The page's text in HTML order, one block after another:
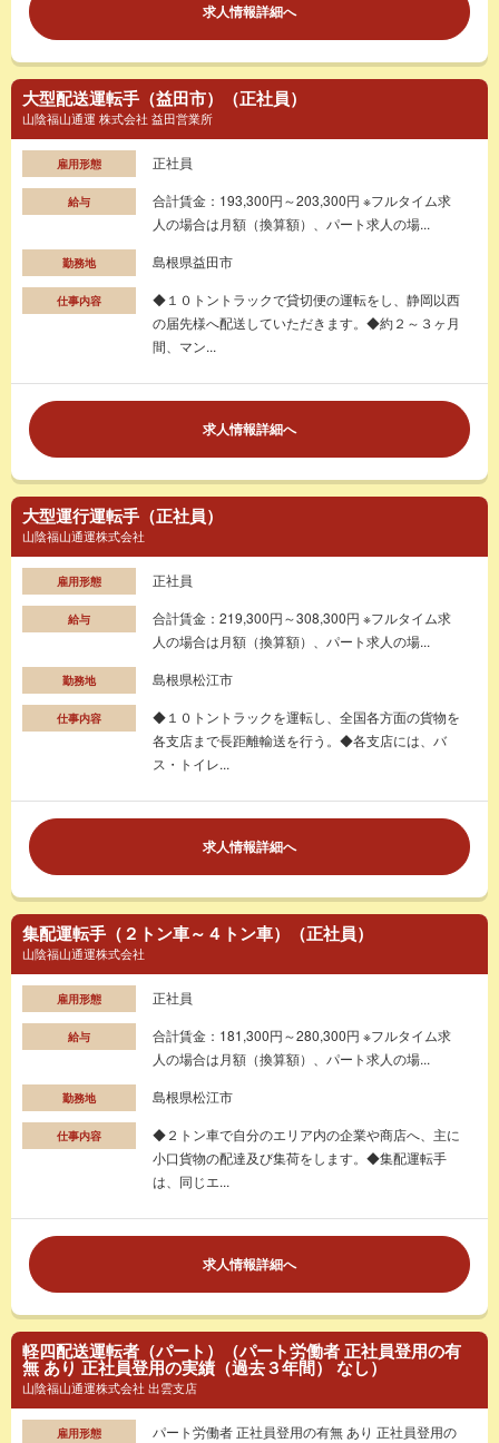
求人情報詳細へ
大型配送運転手（益田市）（正社員）
山陰福山通運 株式会社 益田営業所
雇用形態 正社員
給与
合計賃金：193,300円～203,300円 ※フルタイム求
人の場合は月額（換算額）、パート求人の場...
勤務地 島根県益田市
仕事内容
◆１０トントラックで貸切便の運転をし、静岡以西
の届先様へ配送していただきます。◆約２～３ヶ月
間、マン...
求人情報詳細へ
大型運行運転手（正社員）
山陰福山通運株式会社
雇用形態 正社員
給与
合計賃金：219,300円～308,300円 ※フルタイム求
人の場合は月額（換算額）、パート求人の場...
勤務地 島根県松江市
仕事内容
◆１０トントラックを運転し、全国各方面の貨物を
各支店まで長距離輸送を行う。◆各支店には、バ
ス・トイレ...
求人情報詳細へ
集配運転手（２トン車～４トン車）（正社員）
山陰福山通運株式会社
雇用形態 正社員
給与
合計賃金：181,300円～280,300円 ※フルタイム求
人の場合は月額（換算額）、パート求人の場...
勤務地 島根県松江市
仕事内容
◆２トン車で自分のエリア内の企業や商店へ、主に
小口貨物の配達及び集荷をします。◆集配運転手
は、同じエ...
求人情報詳細へ
軽四配送運転者（パート）（パート労働者 正社員登用の有
無 あり 正社員登用の実績（過去３年間） なし）
山陰福山通運株式会社 出雲支店
雇用形態
パート労働者 正社員登用の有無 あり 正社員登用の